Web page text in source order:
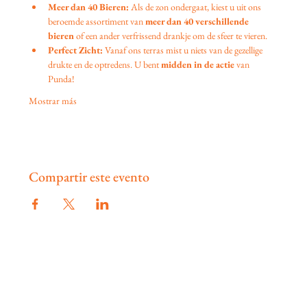
Meer dan 40 Bieren: Als de zon ondergaat, kiest u uit ons
beroemde assortiment van meer dan 40 verschillende
bieren of een ander verfrissend drankje om de sfeer te vieren.
Perfect Zicht: Vanaf ons terras mist u niets van de gezellige
drukte en de optredens. U bent midden in de actie van
Punda!
Mostrar más
Compartir este evento